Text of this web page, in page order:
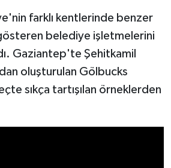
farklı kentlerinde benzer
belediye işletmelerini
Gaziantep'te Şehitkamil
oluşturulan Gölbucks
sıkça tartışılan örneklerden